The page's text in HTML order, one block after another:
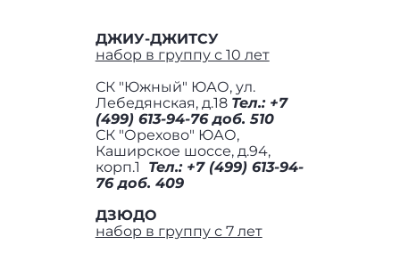
ДЖИУ-ДЖИТСУ
набор в группу с 10 лет
СК "Южный" ЮАО, ул.
Лебедянская, д.18 Тел.: +7
(499) 613-94-76 доб. 510
СК "Орехово" ЮАО,
Каширское шоссе, д.94,
корп.1
Тел.: +7 (499) 613-94-
76 доб. 409
ДЗЮДО
набор в группу с 7 лет